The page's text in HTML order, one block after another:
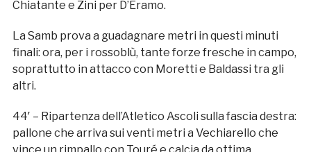
Chiatante e Zini per D’Eramo.
La Samb prova a guadagnare metri in questi minuti
finali: ora, per i rossoblù, tante forze fresche in campo,
soprattutto in attacco con Moretti e Baldassi tra gli
altri.
44′ – Ripartenza dell’Atletico Ascoli sulla fascia destra:
pallone che arriva sui venti metri a Vechiarello che
vince un rimpallo con Touré e calcia da ottima